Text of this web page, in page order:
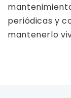
periódicas y
mantenerlo